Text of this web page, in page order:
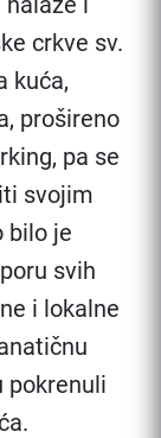
crkve sv.
kuća,
prošireno
pa se
svojim
bilo je
svih
i lokalne
pokrenuli